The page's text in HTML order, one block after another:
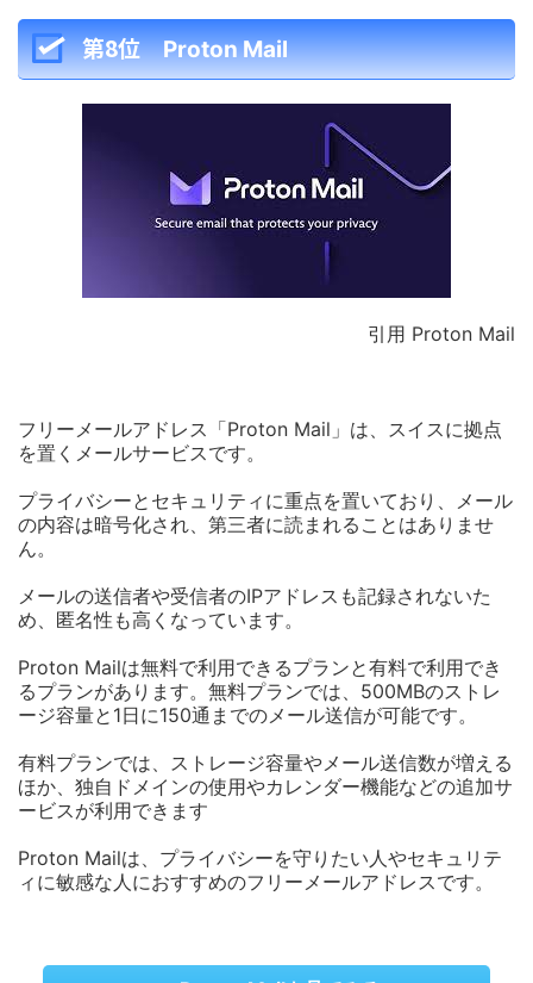
第8位Proton Mail
引用 Proton Mail
フリーメールアドレス「Proton Mail」は、スイスに拠点
を置くメールサービスです。
プライバシーとセキュリティに重点を置いており、メール
の内容は暗号化され、第三者に読まれることはありませ
ん。
メールの送信者や受信者のIPアドレスも記録されないた
め、匿名性も高くなっています。
Proton Mailは無料で利用できるプランと有料で利用でき
るプランがあります。無料プランでは、500MBのストレ
ージ容量と1日に150通までのメール送信が可能です。
有料プランでは、ストレージ容量やメール送信数が増える
ほか、独自ドメインの使用やカレンダー機能などの追加サ
ービスが利用できます
Proton Mailは、プライバシーを守りたい人やセキュリテ
ィに敏感な人におすすめのフリーメールアドレスです。